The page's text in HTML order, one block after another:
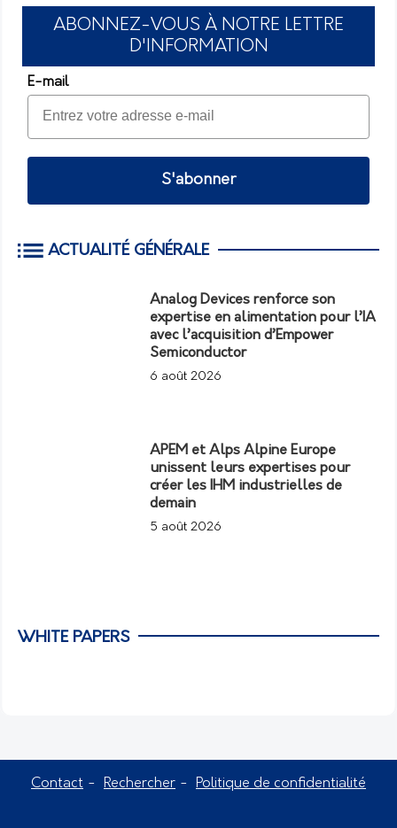
ABONNEZ-VOUS À NOTRE LETTRE
D'INFORMATION
E-mail
S'abonner
ACTUALITÉ GÉNÉRALE
Analog Devices renforce son
expertise en alimentation pour l’IA
avec l’acquisition d’Empower
Semiconductor
6 août 2026
APEM et Alps Alpine Europe
unissent leurs expertises pour
créer les IHM industrielles de
demain
5 août 2026
WHITE PAPERS
Contact Rechercher Politique de confidentialité